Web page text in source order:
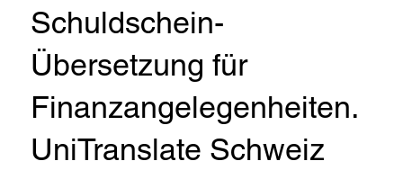
Schuldschein-
Übersetzung für
Finanzangelegenheiten.
UniTranslate Schweiz